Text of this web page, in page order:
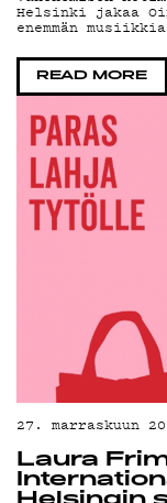
Helsinki jakaa
enemmän
READ MORE
27. marraskuun
Laura